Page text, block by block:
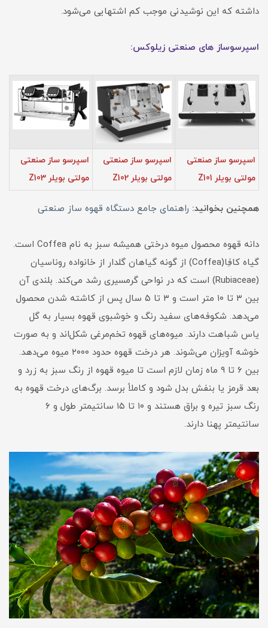
داشته که این نوشیدنی موجب کم اشتهایی می‌شود.
اسپرسوساز های صنعتی زیلوکس:
اسپرسو ساز صنعتی
مولتی بویلر Z101
اسپرسو ساز صنعتی
مولتی بویلر Z102
اسپرسو ساز صنعتی
مولتی بویلر Z103
همچنین بخوانید: راهنمای جامع دستگاه قهوه ساز صنعتی
دانه قهوه محصول میوه درختی همیشه سبز به نام Coffea است.
گیاه کافِا(Coffea) از گونه گیاهان گلدار از خانواده روناسیان
(Rubiaceae) است که در نواحی گرمسیری رشد می‌کند. بلندی آن
بین ۳ تا ۱۰ متر است و ۳ تا ۵ سال پس از کاشته شدن محصول
می‌دهد. شکوفه‌های سفید رنگ و خوشبوی قهوه بسیار به گل
یاس شباهت دارند. میوه‌های قهوه تخم‌مرغی‌ شکل‌اند و به صورت
خوشه‌ آویزان می‌شوند. هر درخت قهوه حدود ۲۰۰۰ میوه می‌دهد.
بین ۶ تا ۹ ماه زمان لازم است تا میوه قهوه از رنگ سبز به زرد و
بعد قرمز یا بنفش بدل شود و کاملاً برسد. برگ‌های درخت قهوه به
رنگ سبز تیره و براق هستند و ۱۰ تا ۱۵ سانتیمتر طول و ۶
سانتیمتر پهنا دارند.